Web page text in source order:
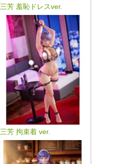
三芳 羞恥ドレスver.
三芳 拘束着 ver.